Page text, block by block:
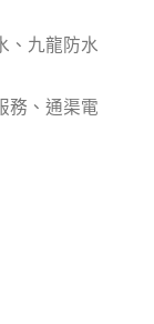
、 九龍防水
務 、 通渠電